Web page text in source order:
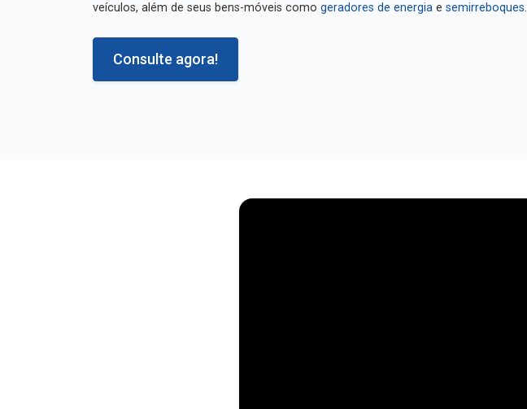
veículos, além de seus bens-móveis como geradores de energia e semirreboques.
Consulte agora!